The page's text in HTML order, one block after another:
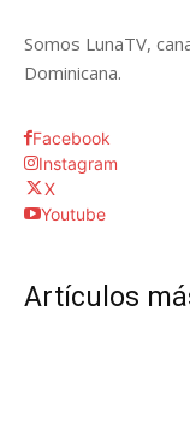
Somos LunaTV,
Dominicana.
Facebook
Instagram
X
Youtube
Artículos